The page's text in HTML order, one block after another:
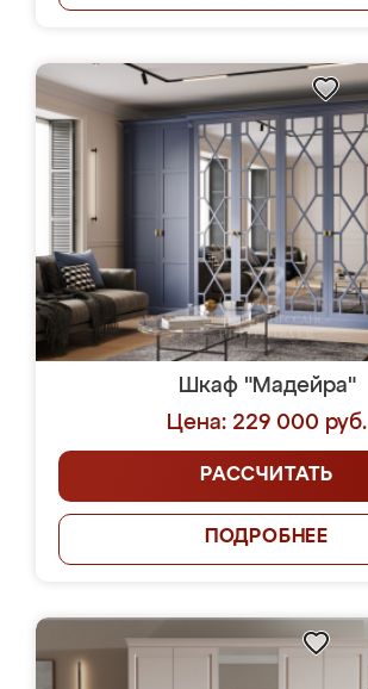
Шкаф "Мадейра"
Цена: 229 000 руб.
РАССЧИТАТЬ
ПОДРОБНЕЕ